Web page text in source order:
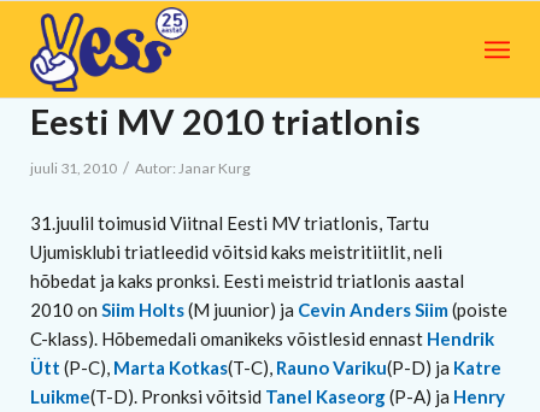
Eesti MV 2010 triatlonis
juuli 31, 2010 / Autor: Janar Kurg
31.juulil toimusid Viitnal Eesti MV triatlonis, Tartu
Ujumisklubi triatleedid võitsid kaks meistritiitlit, neli
hõbedat ja kaks pronksi. Eesti meistrid triatlonis aastal
2010 on Siim Holts(M juunior) ja Cevin Anders Siim (poiste
C-klass). Hõbemedali omanikeks võistlesid ennast Hendrik
Ütt (P-C), Marta Kotkas(T-C), Rauno Variku(P-D) ja Katre
Luikme(T-D). Pronksi võitsid Tanel Kaseorg(P-A) ja Henry